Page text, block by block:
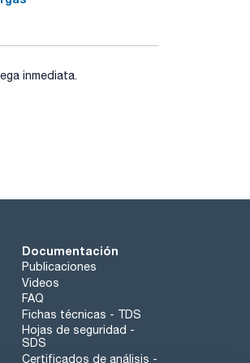
inmediata.
Documentación
Publicaciones
Videos
FAQ
Fichas técnicas - TDS
Hojas de seguridad -
SDS
Certificados de análisis -